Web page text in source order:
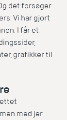
det forsøger
Vi har gjort
I får et
grafikker til
med jer